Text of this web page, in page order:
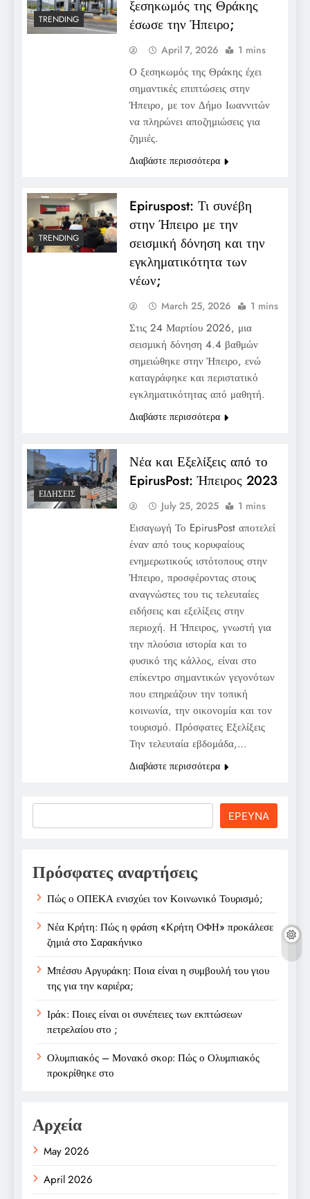
TRENDING
ξεσηκωμός της Θράκης
έσωσε την Ήπειρο;
April 7, 2026 1 mins
Ο ξεσηκωμός της Θράκης έχει
σημαντικές επιπτώσεις στην
Ήπειρο, με τον Δήμο Ιωαννιτών
να πληρώνει αποζημιώσεις για
ζημιές.
Διαβάστε περισσότερα
TRENDING
Epiruspost: Τι συνέβη
στην Ήπειρο με την
σεισμική δόνηση και την
εγκληματικότητα των
νέων;
March 25, 2026 1 mins
Στις 24 Μαρτίου 2026, μια
σεισμική δόνηση 4.4 βαθμών
σημειώθηκε στην Ήπειρο, ενώ
καταγράφηκε και περιστατικό
εγκληματικότητας από μαθητή.
Διαβάστε περισσότερα
ΕΙΔΉΣΕΙΣ
Νέα και Εξελίξεις από το
EpirusPost: Ήπειρος 2023
July 25, 2025 1 mins
Εισαγωγή Το EpirusPost αποτελεί
έναν από τους κορυφαίους
ενημερωτικούς ιστότοπους στην
Ήπειρο, προσφέροντας στους
αναγνώστες του τις τελευταίες
ειδήσεις και εξελίξεις στην
περιοχή. Η Ήπειρος, γνωστή για
την πλούσια ιστορία και το
φυσικό της κάλλος, είναι στο
επίκεντρο σημαντικών γεγονότων
που επηρεάζουν την τοπική
κοινωνία, την οικονομία και τον
τουρισμό. Πρόσφατες Εξελίξεις
Την τελευταία εβδομάδα,…
Διαβάστε περισσότερα
ΕΡΕΥΝΑ
Πρόσφατες αναρτήσεις
Πώς ο ΟΠΕΚΑ ενισχύει τον Κοινωνικό Τουρισμό;
Νέα Κρήτη: Πώς η φράση «Κρήτη ΟΦΗ» προκάλεσε
ζημιά στο Σαρακήνικο
Μπέσσυ Αργυράκη: Ποια είναι η συμβουλή του γιου
της για την καριέρα;
Ιράκ: Ποιες είναι οι συνέπειες των εκπτώσεων
πετρελαίου στο ;
Ολυμπιακός – Μονακό σκορ: Πώς ο Ολυμπιακός
προκρίθηκε στο
Αρχεία
May 2026
April 2026